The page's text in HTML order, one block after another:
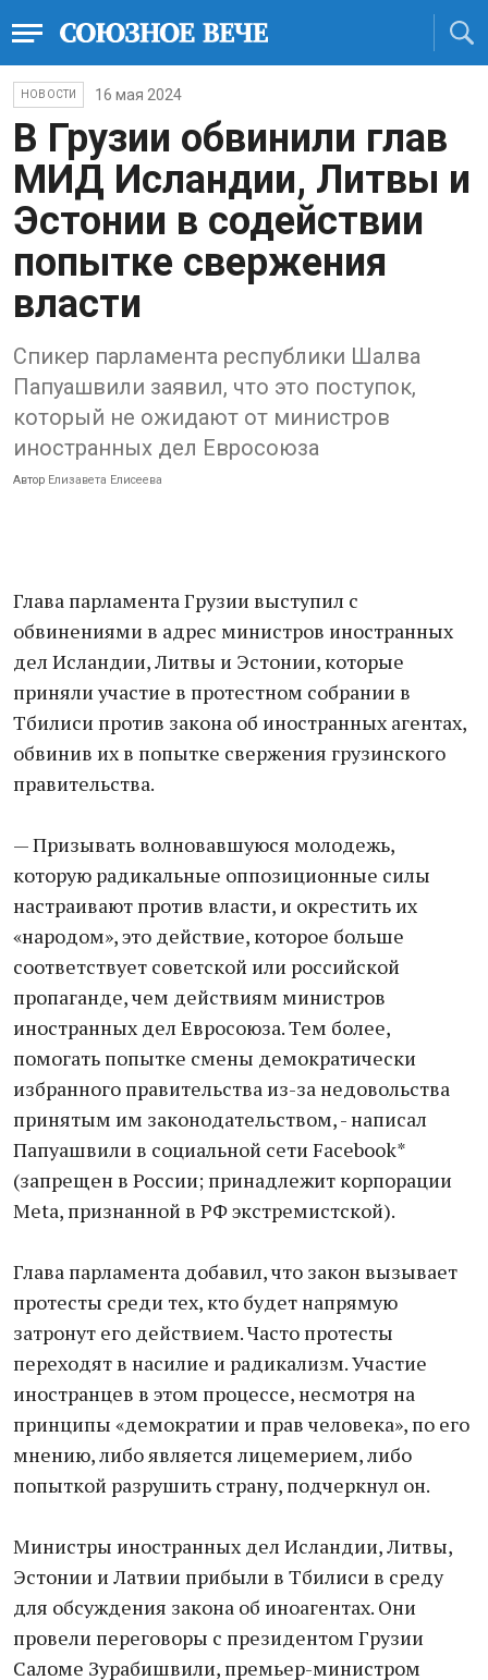
НОВОСТИ 16 мая 2024
В Грузии обвинили глав
МИД Исландии, Литвы и
Эстонии в содействии
попытке свержения
власти
Спикер парламента республики Шалва
Папуашвили заявил, что это поступок,
который не ожидают от министров
иностранных дел Евросоюза
Автор Елизавета Елисеева
Глава парламента Грузии выступил с
обвинениями в адрес министров иностранных
дел Исландии, Литвы и Эстонии, которые
приняли участие в протестном собрании в
Тбилиси против закона об иностранных агентах,
обвинив их в попытке свержения грузинского
правительства.
— Призывать волновавшуюся молодежь,
которую радикальные оппозиционные силы
настраивают против власти, и окрестить их
«народом», это действие, которое больше
соответствует советской или российской
пропаганде, чем действиям министров
иностранных дел Евросоюза. Тем более,
помогать попытке смены демократически
избранного правительства из-за недовольства
принятым им законодательством, - написал
Папуашвили в социальной сети Facebook*
(запрещен в России; принадлежит корпорации
Meta, признанной в РФ экстремистской).
Глава парламента добавил, что закон вызывает
протесты среди тех, кто будет напрямую
затронут его действием. Часто протесты
переходят в насилие и радикализм. Участие
иностранцев в этом процессе, несмотря на
принципы «демократии и прав человека», по его
мнению, либо является лицемерием, либо
попыткой разрушить страну, подчеркнул он.
Министры иностранных дел Исландии, Литвы,
Эстонии и Латвии прибыли в Тбилиси в среду
для обсуждения закона об иноагентах. Они
провели переговоры с президентом Грузии
Саломе Зурабишвили, премьер-министром